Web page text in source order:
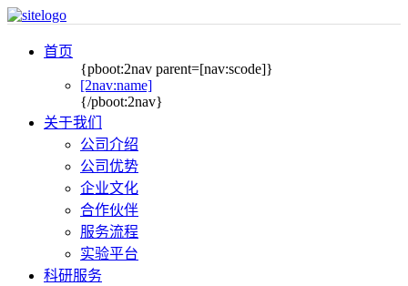
首页
{pboot:2nav parent=[nav:scode]}
[2nav:name]
{/pboot:2nav}
关于我们
公司介绍
公司优势
企业文化
合作伙伴
服务流程
实验平台
科研服务